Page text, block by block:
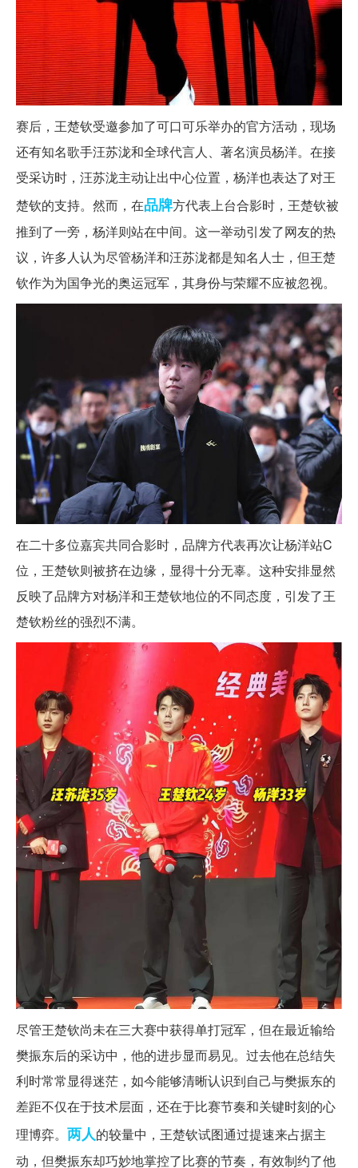
赛后，王楚钦受邀参加了可口可乐举办的官方活动，现场
还有知名歌手汪苏泷和全球代言人、著名演员杨洋。在接
受采访时，汪苏泷主动让出中心位置，杨洋也表达了对王
楚钦的支持。然而，在品牌方代表上台合影时，王楚钦被
推到了一旁，杨洋则站在中间。这一举动引发了网友的热
议，许多人认为尽管杨洋和汪苏泷都是知名人士，但王楚
钦作为为国争光的奥运冠军，其身份与荣耀不应被忽视。
在二十多位嘉宾共同合影时，品牌方代表再次让杨洋站C
位，王楚钦则被挤在边缘，显得十分无辜。这种安排显然
反映了品牌方对杨洋和王楚钦地位的不同态度，引发了王
楚钦粉丝的强烈不满。
尽管王楚钦尚未在三大赛中获得单打冠军，但在最近输给
樊振东后的采访中，他的进步显而易见。过去他在总结失
利时常常显得迷茫，如今能够清晰认识到自己与樊振东的
差距不仅在于技术层面，还在于比赛节奏和关键时刻的心
理博弈。 两人的较量中，王楚钦试图通过提速来占据主
动，但樊振东却巧妙地掌控了比赛的节奏，有效制约了他